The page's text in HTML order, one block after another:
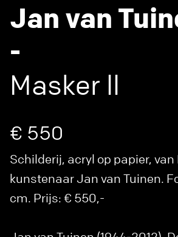
Jan van
-
Masker ll
€ 550
Schilderij, acryl op papier, van
kunstenaar Jan van Tuinen.
cm. Prijs: € 550,-